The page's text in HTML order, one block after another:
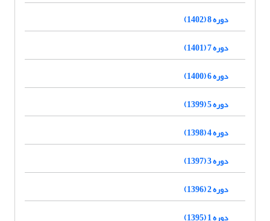
دوره 8 (1402)
دوره 7 (1401)
دوره 6 (1400)
دوره 5 (1399)
دوره 4 (1398)
دوره 3 (1397)
دوره 2 (1396)
دوره 1 (1395)